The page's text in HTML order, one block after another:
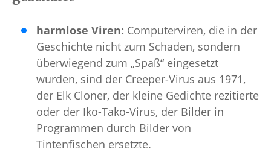
harmlose Viren: Computerviren, die in der
Geschichte nicht zum Schaden, sondern
überwiegend zum „Spaß“ eingesetzt
wurden, sind der Creeper-Virus aus 1971,
der Elk Cloner, der kleine Gedichte rezitierte
oder der Iko-Tako-Virus, der Bilder in
Programmen durch Bilder von
Tintenfischen ersetzte.